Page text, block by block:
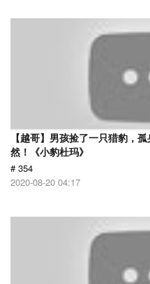
【越哥】男孩捡了一只猎豹，
然！《小豹杜玛》
# 354
2020-08-20 04:17